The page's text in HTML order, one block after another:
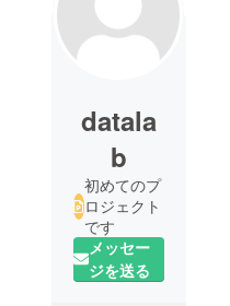
datala
b
初めてのプ
ロジェクト
です
メッセー
ジを送る